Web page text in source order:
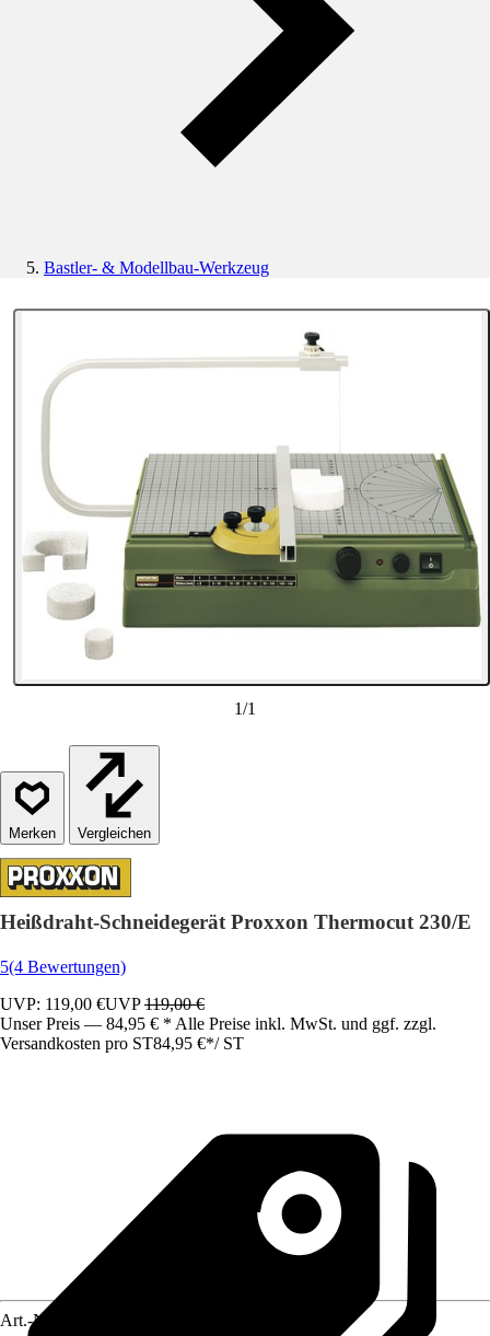
Bastler- & Modellbau-Werkzeug
1/1
Vergleichen
Heißdraht-Schneidegerät Proxxon Thermocut 230/E
5(4 Bewertungen)
UVP: 119,00 €UVP119,00 €
Unser Preis — 84,95 € * Alle Preise inkl. MwSt. und ggf. zzgl.
Versandkosten pro ST84,95 €*/ ST
Art.-Nr.